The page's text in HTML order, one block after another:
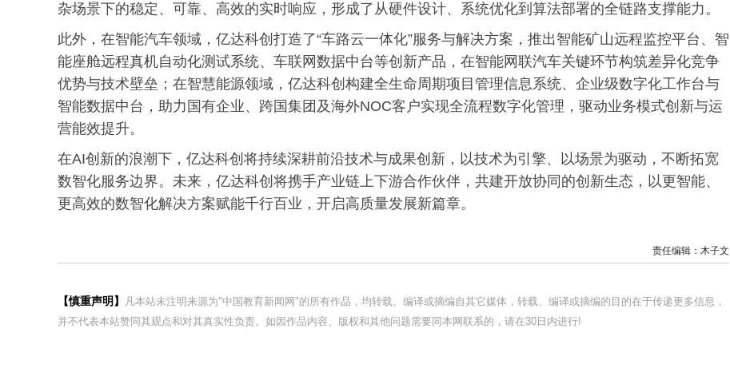
杂场景下的稳定、可靠、高效的实时响应，形成了从硬件设计、系统优化到算法部署的全链路支撑能力。
此外，在智能汽车领域，亿达科创打造了“车路云一体化”服务与解决方案，推出智能矿山远程监控平台、智
能座舱远程真机自动化测试系统、车联网数据中台等创新产品，在智能网联汽车关键环节构筑差异化竞争
优势与技术壁垒；在智慧能源领域，亿达科创构建全生命周期项目管理信息系统、企业级数字化工作台与
智能数据中台，助力国有企业、跨国集团及海外NOC客户实现全流程数字化管理，驱动业务模式创新与运
营能效提升。
在AI创新的浪潮下，亿达科创将持续深耕前沿技术与成果创新，以技术为引擎、以场景为驱动，不断拓宽
数智化服务边界。未来，亿达科创将携手产业链上下游合作伙伴，共建开放协同的创新生态，以更智能、
更高效的数智化解决方案赋能千行百业，开启高质量发展新篇章。
责任编辑：木子文
【慎重声明】
凡本站未注明来源为"中国教育新闻网"的所有作品，均转载、编译或摘编自其它媒体，转载、编译或摘编的目的在于传递更多信息，
并不代表本站赞同其观点和对其真实性负责。如因作品内容、版权和其他问题需要同本网联系的，请在30日内进行!